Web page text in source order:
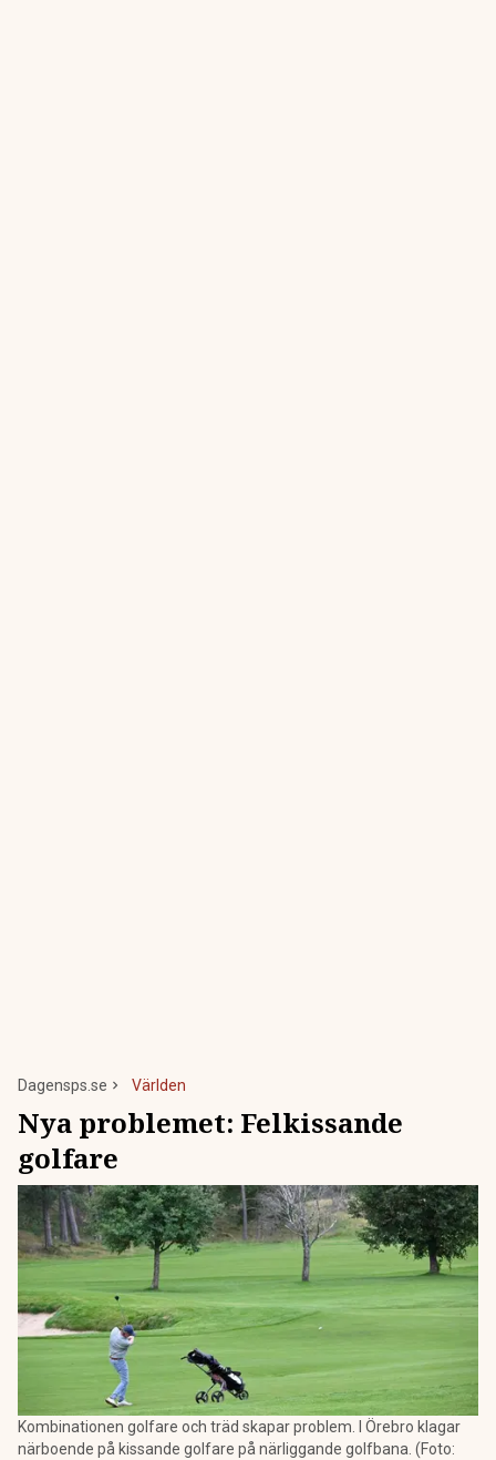
Dagensps.se Världen
Nya problemet: Felkissande
golfare
Kombinationen golfare och träd skapar problem. I Örebro klagar
närboende på kissande golfare på närliggande golfbana. (Foto: